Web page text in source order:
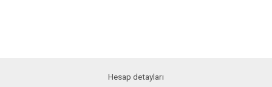
Hesap detayları